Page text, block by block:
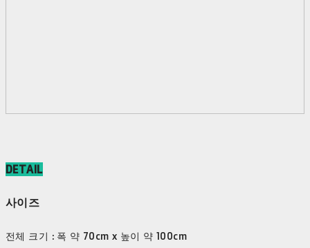
DETAIL
사이즈
전체 크기 : 폭 약 70cm x 높이 약 100cm